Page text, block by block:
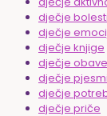
dječje bolesti
dječje
dječje knjige
dječje
dječje
dječje
dječje priče